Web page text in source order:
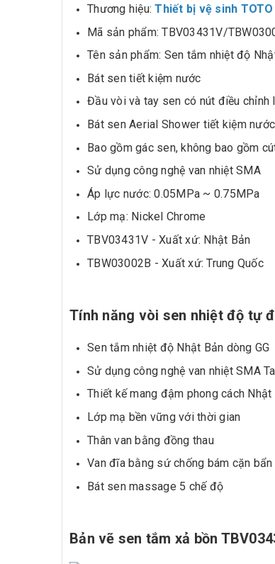
Thương hiệu:Thiết bị vệ sinh TOTO
Mã sản phẩm: TBV03431V/
Tên sản phẩm: Sen tắm nhiệt độ
Bát sen tiết kiệm nước
Đầu vòi và tay sen có nút điều chỉnh
Bát sen Aerial Shower tiết kiệm nước
Bao gồm gác sen, không bao gồm
Sử dụng công nghệ van nhiệt SMA
Áp lực nước: 0.05MPa ~ 0.75MPa
Lớp mạ: Nickel Chrome
TBV03431V - Xuất xứ: Nhật Bản
TBW03002B - Xuất xứ: Trung Quốc
Tính năng vòi sen nhiệt độ tự
Sen tắm nhiệt độ Nhật Bản dòng GG
Sử dụng công nghệ van nhiệt SMA
Thiết kế mang đậm phong cách Nhật
Lớp mạ bền vững với thời gian
Thân van bằng đồng thau
Van đĩa bằng sứ chống bám cặn
Bát sen massage 5 chế độ
Bản vẽ sen tắm xả bồn